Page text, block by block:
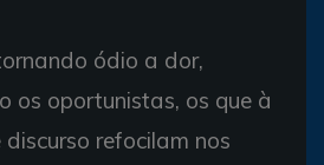
ódio a dor,
os oportunistas, os que à
refocilam nos